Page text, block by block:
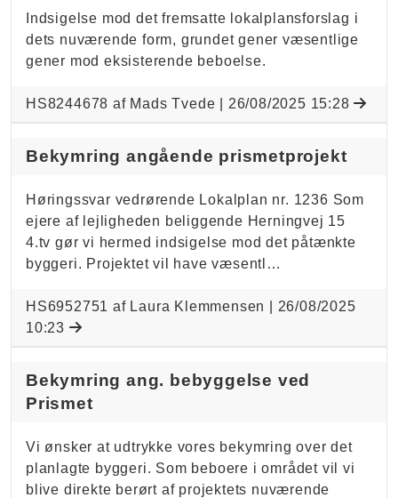
Indsigelse mod det fremsatte lokalplansforslag i
dets nuværende form, grundet gener væsentlige
gener mod eksisterende beboelse.
HS8244678 af Mads Tvede | 26/08/2025 15:28
Bekymring angående prismetprojekt
Høringssvar vedrørende Lokalplan nr. 1236 Som
ejere af lejligheden beliggende Herningvej 15
4.tv gør vi hermed indsigelse mod det påtænkte
byggeri. Projektet vil have væsentl…
HS6952751 af Laura Klemmensen | 26/08/2025
10:23
Bekymring ang. bebyggelse ved
Prismet
Vi ønsker at udtrykke vores bekymring over det
planlagte byggeri. Som beboere i området vil vi
blive direkte berørt af projektets nuværende